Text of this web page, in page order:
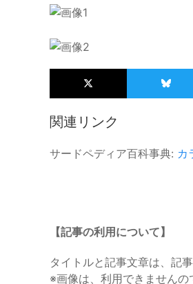
関連リンク
サードペディア百科事典: カ
【記事の利用について】
タイトルと記事文章は、記
※画像は、利用できませんの